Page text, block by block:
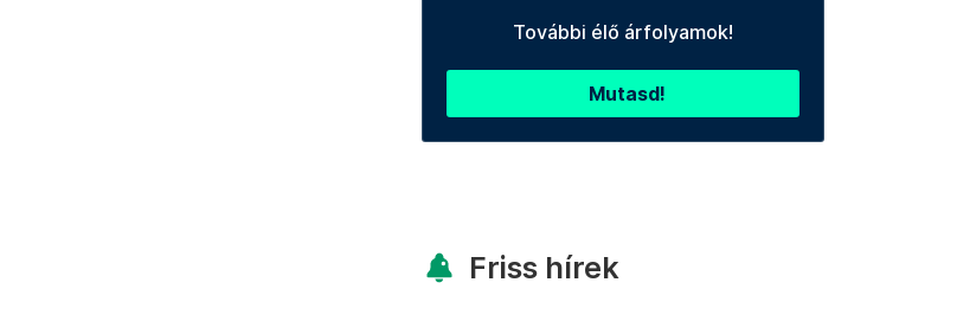
További élő árfolyamok!
Mutasd!
Friss hírek